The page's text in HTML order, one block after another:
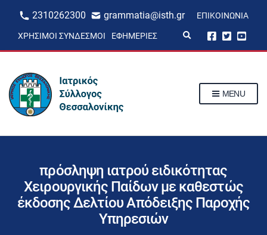
2310262300 grammatia@isth.gr ΕΠΙΚΟΙΝΩΝΊΑ
ΧΡΉΣΙΜΟΙ ΣΎΝΔΕΣΜΟΙ ΕΦΗΜΕΡΊΕΣ
p
m
MENU
πρόσληψη ιατρού ειδικότητας
Χειρουργικής Παίδων με καθεστώς
έκδοσης Δελτίου Απόδειξης Παροχής
Υπηρεσιών